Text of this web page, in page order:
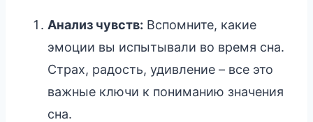
Анализ чувств: Вспомните, какие
эмоции вы испытывали во время сна.
Страх, радость, удивление – все это
важные ключи к пониманию значения
сна.